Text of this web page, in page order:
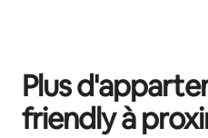
Plus
friendly à